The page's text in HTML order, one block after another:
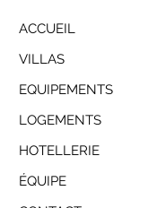
ACCUEIL
VILLAS
EQUIPEMENTS
LOGEMENTS
HOTELLERIE
ÉQUIPE